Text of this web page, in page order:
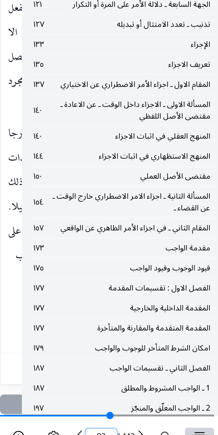
الجهة السابعة ـ دلالة الأمر على المرة أو التكرار
١٢١
تذنيب ـ تعدد الامتثال أو تبديله
١٢٧
الإجزاء
١٣٣
تعريف الاجزاء
١٣٥
المقام الاول ـ اجزاء الأمر الاضطراري عن الاختياري
١٣٧
المسألة الاولى ـ الاجزاء داخل الوقت ـ عن الاعادة ـ
مقتضى الأصل اللفظي
١٤٠
المنهج العقلي في اثبات الاجزاء
١٤٠
المنهج الاستظهاري في اثبات الاجزاء
١٤٤
مقتضى الأصل العملي
١٥٠
المسألة الثانية ـ اجزاء الامر الاضطراري خارج الوقت ـ
عن القضاء ـ
١٥٤
المقام الثاني ـ في اجزاء الأمر الظاهري عن الواقعي
١٥٧
مقدمة الواجب
١٧٣
قيود الوجوب وقيود الواجب
١٧٥
الفصل الاول : تقسيمات المقدمة
١٧٧
المقدمة الداخلية والخارجية
١٧٧
المقدمة المتقدمة والمقارنة والمتأخرة
١٧٧
امكان الشرط المتأخر للوجوب والواجب
١٧٩
الفصل الثاني ـ تقسيمات الواجب
١٨٧
1 ـ الواجب المشروط والمطلق
١٨٧
2 ـ الواجب المعلّق والمنجّز
١٩٧
تعريف الواجب المعلّق
التوصلي يسقط بمجرد الإتيان بمتعلقه وهو ذات الفعل
لتحقق الغرض منه بينما الأمر التعبدي لا يسقط الا
بالإتيان بمتعلقه مع قصد القربة لأن الغرض منه لا يحصل
الا بذلك ، وسقوط الأمر يتبع حصول الغرض لا مجرد
الإتيان بمتعلقه(١) .
وفيه : ان عدم سقوط الأمر بعد تحقيق متعلقه خارجا
مستحيل فانه من طلب الحاصل فإذا تعلق الأمر بذات
الطبيعة وقد حقق المكلف فردا منها كان بقاء شخص ذلك
الطلب المتعلق بالجامع بين الفرد الواقع وغيره مستحيلا.
لأن متعلقه حاصل فلا محالة لا بد من سقوطه ـ على
الخلاف في معنى سقوط الأمر بالامتثال ـ واما بقاء طلب
__________________
(١) كفاية الأصول ، ج ١ ، ص ١٠٧.
٩٣